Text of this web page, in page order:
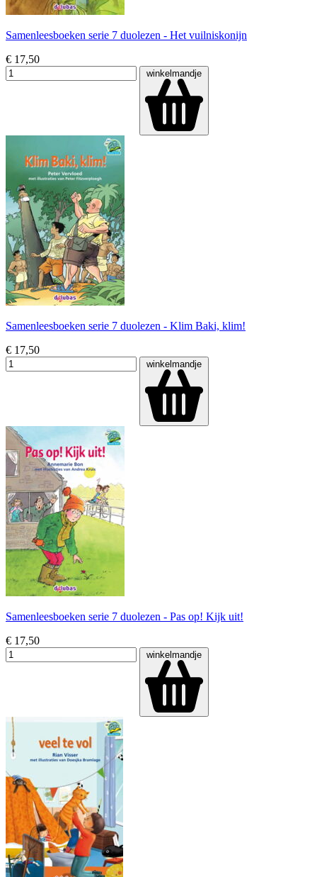
Samenleesboeken serie 7 duolezen - Het vuilniskonijn
€ 17,50
winkelmandje
Samenleesboeken serie 7 duolezen - Klim Baki, klim!
€ 17,50
winkelmandje
Samenleesboeken serie 7 duolezen - Pas op! Kijk uit!
€ 17,50
winkelmandje